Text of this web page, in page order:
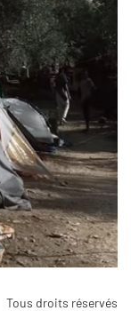
Tous droits réservés